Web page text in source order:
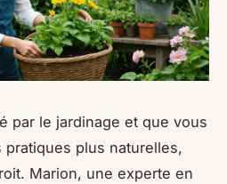
par le jardinage et que vous
plus naturelles,
Marion, une experte en